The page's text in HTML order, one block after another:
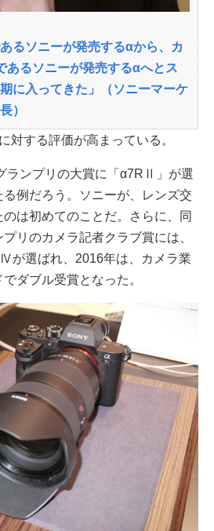
るソニーが発売するαから、カ
あるソニーが発売するαへとス
に入ってきた」（ソニーマーケ
）
する評価が高まっている。
ランプリの大賞に「α7RⅡ」が選
例だろう。ソニーが、レンズ交
は初めてのことだ。さらに、同
リのカメラ記者クラブ賞には、
が選ばれ、2016年は、カメラ業
ダブル受賞となった。